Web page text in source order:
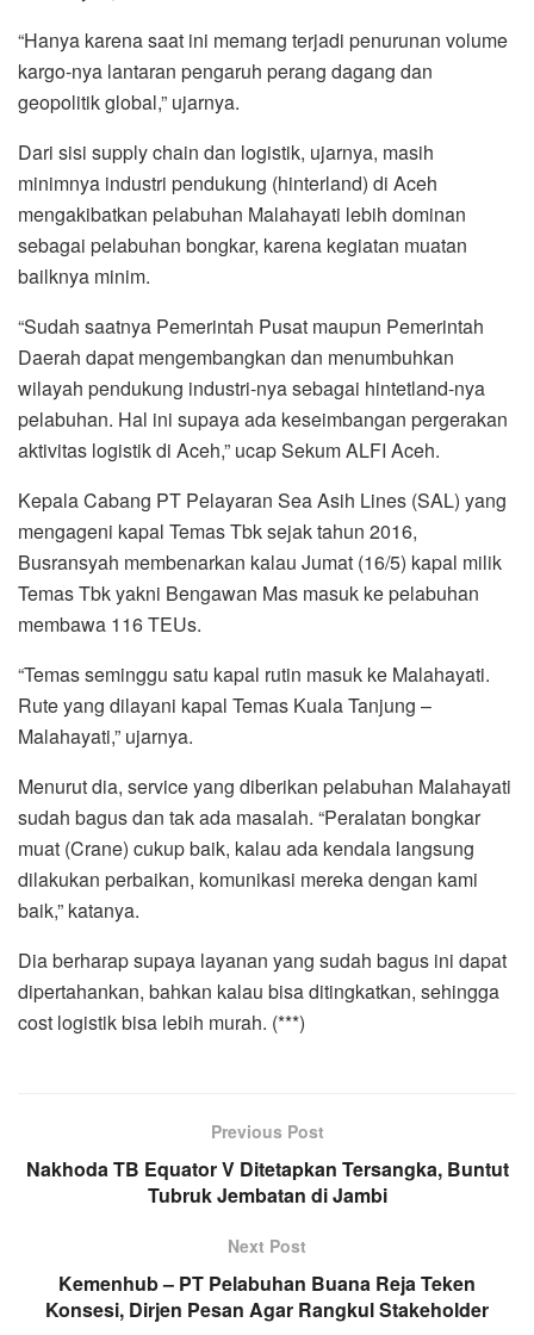
“Hanya karena saat ini memang terjadi penurunan volume
kargo-nya lantaran pengaruh perang dagang dan
geopolitik global,” ujarnya.
Dari sisi supply chain dan logistik, ujarnya, masih
minimnya industri pendukung (hinterland) di Aceh
mengakibatkan pelabuhan Malahayati lebih dominan
sebagai pelabuhan bongkar, karena kegiatan muatan
bailknya minim.
“Sudah saatnya Pemerintah Pusat maupun Pemerintah
Daerah dapat mengembangkan dan menumbuhkan
wilayah pendukung industri-nya sebagai hintetland-nya
pelabuhan. Hal ini supaya ada keseimbangan pergerakan
aktivitas logistik di Aceh,” ucap Sekum ALFI Aceh.
Kepala Cabang PT Pelayaran Sea Asih Lines (SAL) yang
mengageni kapal Temas Tbk sejak tahun 2016,
Busransyah membenarkan kalau Jumat (16/5) kapal milik
Temas Tbk yakni Bengawan Mas masuk ke pelabuhan
membawa 116 TEUs.
“Temas seminggu satu kapal rutin masuk ke Malahayati.
Rute yang dilayani kapal Temas Kuala Tanjung –
Malahayati,” ujarnya.
Menurut dia, service yang diberikan pelabuhan Malahayati
sudah bagus dan tak ada masalah. “Peralatan bongkar
muat (Crane) cukup baik, kalau ada kendala langsung
dilakukan perbaikan, komunikasi mereka dengan kami
baik,” katanya.
Dia berharap supaya layanan yang sudah bagus ini dapat
dipertahankan, bahkan kalau bisa ditingkatkan, sehingga
cost logistik bisa lebih murah. (***)
Previous Post
Nakhoda TB Equator V Ditetapkan Tersangka, Buntut
Tubruk Jembatan di Jambi
Next Post
Kemenhub – PT Pelabuhan Buana Reja Teken
Konsesi, Dirjen Pesan Agar Rangkul Stakeholder